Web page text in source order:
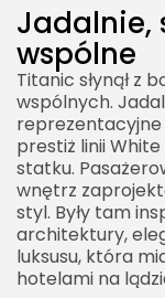
Jadalnie,
wspólne
Titanic słynął z
wspólnych.
reprezentacyjne
prestiż linii
statku.
wnętrz
styl. Były tam
architektury,
luksusu, która
hotelami na